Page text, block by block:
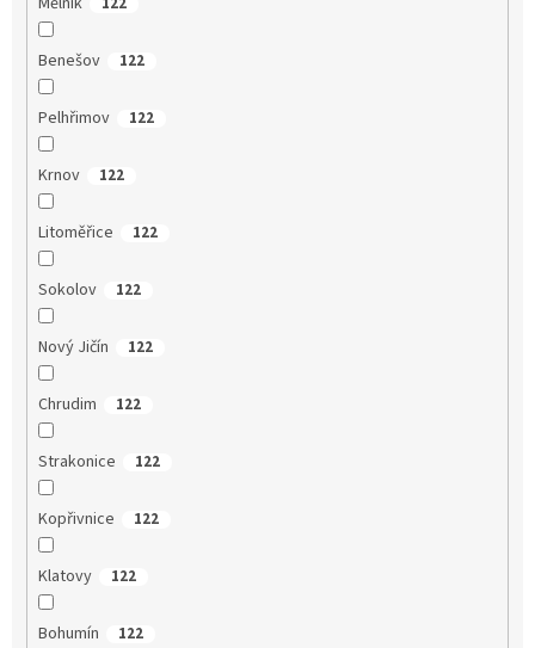
Benešov 122
Pelhřimov 122
Krnov 122
Litoměřice 122
Sokolov 122
Nový Jičín 122
Chrudim 122
Strakonice 122
Kopřivnice 122
Klatovy 122
Bohumín 122